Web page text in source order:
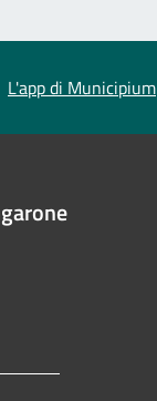
L'app di Municipium